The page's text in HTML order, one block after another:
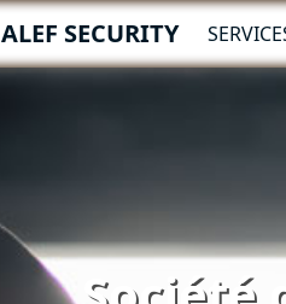
ALEF SECURITY